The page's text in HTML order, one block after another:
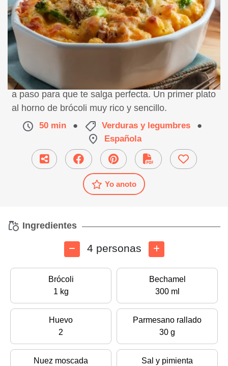
Receta de gratinado de brócoli, preparación paso
a paso para que te salga perfecta. Un primer plato
al horno de brócoli muy rico y sencillo.
50 min ● Verduras y legumbres
●
Española
Yo anoto
Ingredientes
4 personas
Brócoli
1 kg
Bechamel
300 ml
Huevo
2
Parmesano rallado
30 g
Nuez moscada
Sal y pimienta